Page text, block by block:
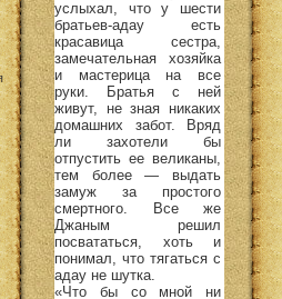
услыхал, что у шести
братьев-адау есть
красавица сестра,
замечательная хозяйка
и мастерица на все
руки. Братья с ней
живут, не зная никаких
домашних забот. Вряд
ли захотели бы
отпустить ее великаны,
тем более — выдать
замуж за простого
смертного. Все же
Джаным решил
посвататься, хоть и
понимал, что тягаться с
адау не шутка.
«Что бы со мной ни